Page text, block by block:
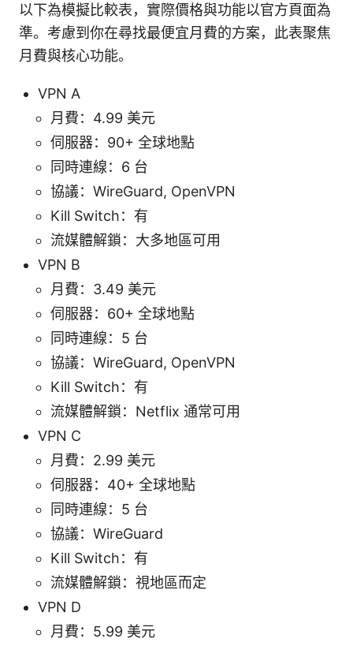
以下為模擬比較表，實際價格與功能以官方頁面為
準。考慮到你在尋找最便宜月費的方案，此表聚焦
月費與核心功能。
VPN A
月費：4.99 美元
伺服器：90+ 全球地點
同時連線：6 台
協議：WireGuard, OpenVPN
Kill Switch：有
流媒體解鎖：大多地區可用
VPN B
月費：3.49 美元
伺服器：60+ 全球地點
同時連線：5 台
協議：WireGuard, OpenVPN
Kill Switch：有
流媒體解鎖：Netflix 通常可用
VPN C
月費：2.99 美元
伺服器：40+ 全球地點
同時連線：5 台
協議：WireGuard
Kill Switch：有
流媒體解鎖：視地區而定
VPN D
月費：5.99 美元